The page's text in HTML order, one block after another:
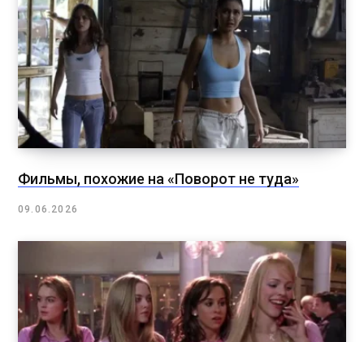
Фильмы, похожие на «Поворот не туда»
09.06.2026